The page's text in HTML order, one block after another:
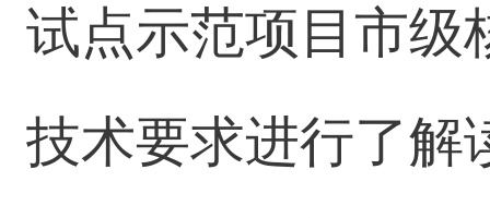
试点示范项目市级
技术要求进行了解